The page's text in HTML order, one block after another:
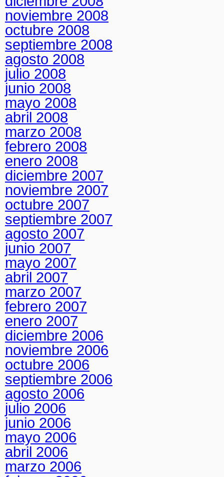
noviembre 2008
octubre 2008
septiembre 2008
agosto 2008
julio 2008
junio 2008
mayo 2008
abril 2008
marzo 2008
febrero 2008
enero 2008
diciembre 2007
noviembre 2007
octubre 2007
septiembre 2007
agosto 2007
junio 2007
mayo 2007
abril 2007
marzo 2007
febrero 2007
enero 2007
diciembre 2006
noviembre 2006
octubre 2006
septiembre 2006
agosto 2006
julio 2006
junio 2006
mayo 2006
abril 2006
marzo 2006